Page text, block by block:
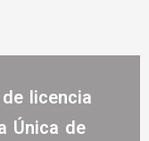
licencia
Única de